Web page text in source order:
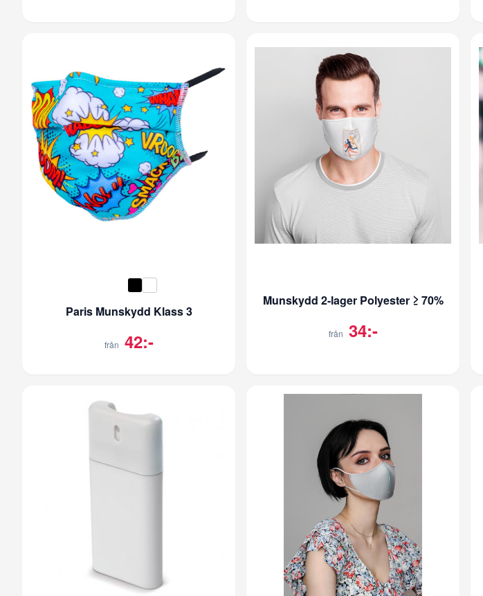
Paris Munskydd Klass 3
från 42:-
Munskydd 2-lager Polyester ≥ 70%
från 34:-